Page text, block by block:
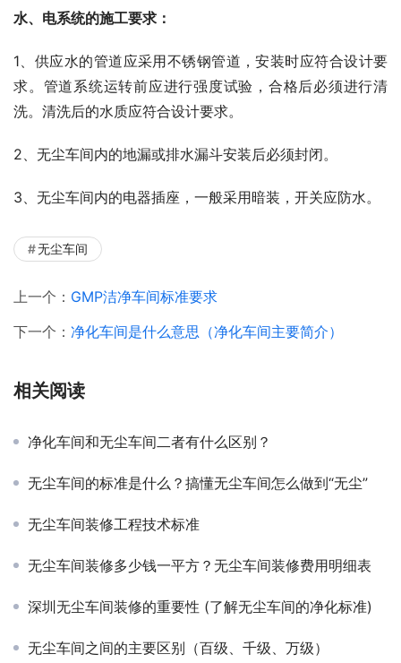
水、电系统的施工要求：
1、供应水的管道应采用不锈钢管道，安装时应符合设计要
求。管道系统运转前应进行强度试验，合格后必须进行清
洗。清洗后的水质应符合设计要求。
2、无尘车间内的地漏或排水漏斗安装后必须封闭。
3、无尘车间内的电器插座，一般采用暗装，开关应防水。
无尘车间
上一个： GMP洁净车间标准要求
下一个： 净化车间是什么意思（净化车间主要简介）
相关阅读
净化车间和无尘车间二者有什么区别？
无尘车间的标准是什么？搞懂无尘车间怎么做到“无尘”
无尘车间装修工程技术标准
无尘车间装修多少钱一平方？无尘车间装修费用明细表
深圳无尘车间装修的重要性 (了解无尘车间的净化标准)
无尘车间之间的主要区别（百级、千级、万级）